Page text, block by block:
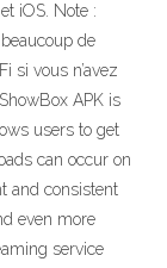
iOS. Note :
de
si vous n’avez
APK is
users to get
can occur on
and consistent
even more
service